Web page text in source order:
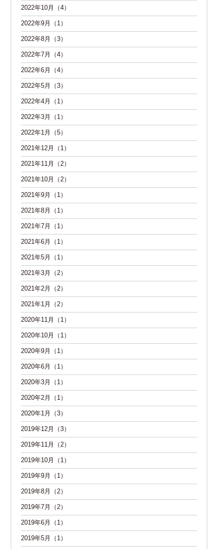
2022年10月（4）
2022年9月（1）
2022年8月（3）
2022年7月（4）
2022年6月（4）
2022年5月（3）
2022年4月（1）
2022年3月（1）
2022年1月（5）
2021年12月（1）
2021年11月（2）
2021年10月（2）
2021年9月（1）
2021年8月（1）
2021年7月（1）
2021年6月（1）
2021年5月（1）
2021年3月（2）
2021年2月（2）
2021年1月（2）
2020年11月（1）
2020年10月（1）
2020年9月（1）
2020年6月（1）
2020年3月（1）
2020年2月（1）
2020年1月（3）
2019年12月（3）
2019年11月（2）
2019年10月（1）
2019年9月（1）
2019年8月（2）
2019年7月（2）
2019年6月（1）
2019年5月（1）